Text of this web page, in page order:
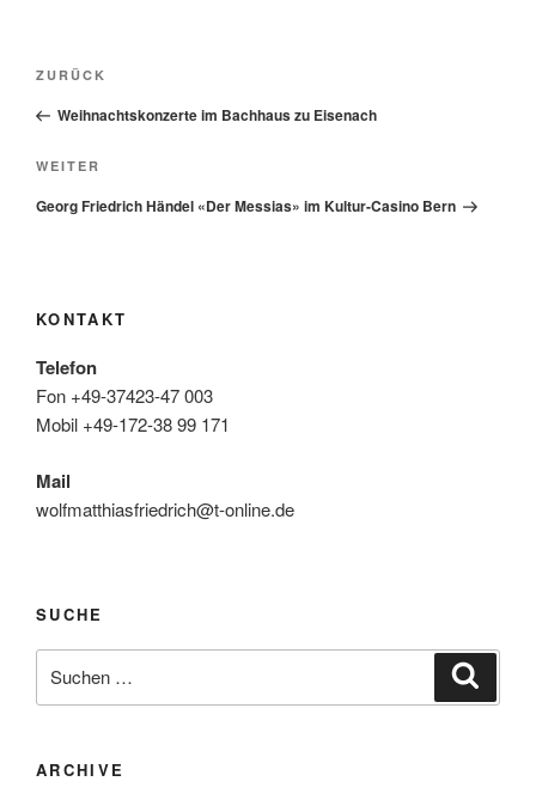
Beitragsnavigation
Vorheriger
Beitrag
ZURÜCK
Weihnachtskonzerte im Bachhaus zu Eisenach
Nächster
Beitrag
WEITER
Georg Friedrich Händel «Der Messias» im Kultur-Casino Bern
KONTAKT
Telefon
Fon +49-37423-47 003
Mobil +49-172-38 99 171
Mail
wolfmatthiasfriedrich@t-online.de
SUCHE
nach:
ARCHIVE